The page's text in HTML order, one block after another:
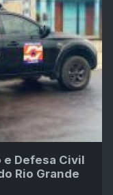
Defesa Civil
Rio Grande